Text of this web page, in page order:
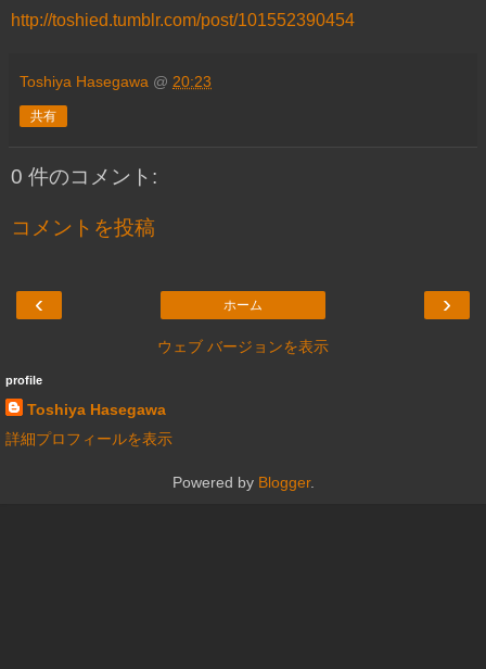
http://toshied.tumblr.com/post/101552390454
Toshiya Hasegawa @ 20:23
共有
0 件のコメント:
コメントを投稿
‹ ›
ホーム
ウェブ バージョンを表示
profile
Toshiya Hasegawa
詳細プロフィールを表示
Powered by Blogger.